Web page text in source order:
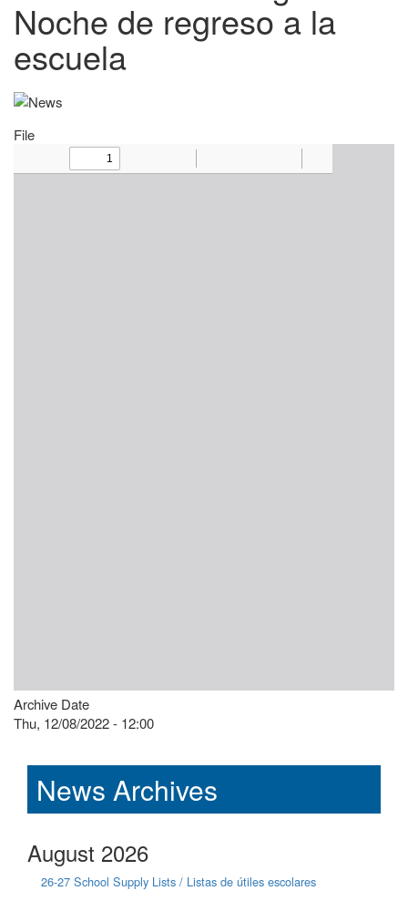
Noche de regreso a la
escuela
File
Archive Date
Thu, 12/08/2022 - 12:00
News Archives
August 2026
26-27 School Supply Lists / Listas de útiles escolares